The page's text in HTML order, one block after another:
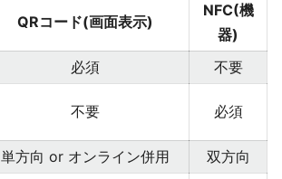
QRコード(画面表示)
NFC(機
器)
必須
不要
不要 必須
単方向 or オンライン併用
双方向